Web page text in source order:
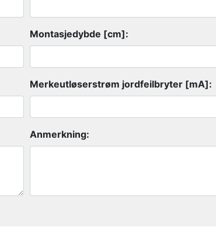
Montasjedybde [cm]:
Merkeutløserstrøm jordfeilbryter [mA]:
Anmerkning: